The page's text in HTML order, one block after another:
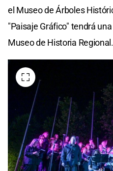
el Museo de Árboles
"Paisaje Gráfico" tendrá
Museo de Historia Regional.